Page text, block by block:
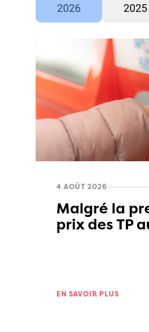
2026 2025
4 AOÛT 2026
Malgré la
prix des TP
EN SAVOIR PLUS